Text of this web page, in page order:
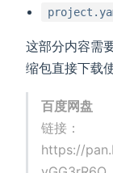
这部分内容需
缩包直接下载
百度网盘
链接：
https://